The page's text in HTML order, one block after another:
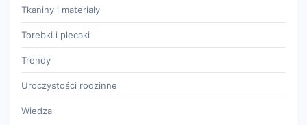
Tkaniny i materiały
Torebki i plecaki
Trendy
Uroczystości rodzinne
Wiedza